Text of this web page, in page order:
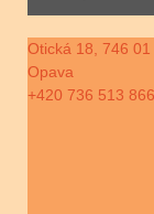
Otická 18, 746 01
Opava
+420 736 513 866